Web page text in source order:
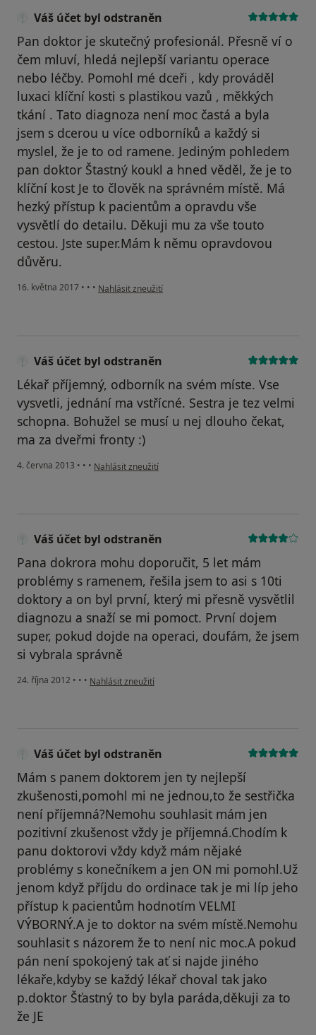
Váš účet byl odstraněn
Pan doktor je skutečný profesionál. Přesně ví o
čem mluví, hledá nejlepší variantu operace
nebo léčby. Pomohl mé dceři , kdy prováděl
luxaci klíční kosti s plastikou vazů , měkkých
tkání . Tato diagnoza není moc častá a byla
jsem s dcerou u více odborníků a každý si
myslel, že je to od ramene. Jediným pohledem
pan doktor Štastný koukl a hned věděl, že je to
klíční kost Je to člověk na správném místě. Má
hezký přístup k pacientům a opravdu vše
vysvětlí do detailu. Děkuji mu za vše touto
cestou. Jste super.Mám k němu opravdovou
důvěru.
16. května 2017 • • • podle názoru uživatele Váš účet byl odstraněn
Nahlásit zneužití
Váš účet byl odstraněn
Lékař příjemný, odborník na svém míste. Vse
vysvetli, jednání ma vstřícné. Sestra je tez velmi
schopna. Bohužel se musí u nej dlouho čekat,
ma za dveřmi fronty :)
4. června 2013 • • • podle názoru uživatele Váš účet byl odstraněn
Nahlásit zneužití
Váš účet byl odstraněn
Pana dokrora mohu doporučit, 5 let mám
problémy s ramenem, řešila jsem to asi s 10ti
doktory a on byl první, který mi přesně vysvětlil
diagnozu a snaží se mi pomoct. První dojem
super, pokud dojde na operaci, doufám, že jsem
si vybrala správně
24. října 2012 • • • podle názoru uživatele Váš účet byl odstraněn
Nahlásit zneužití
Váš účet byl odstraněn
Mám s panem doktorem jen ty nejlepší
zkušenosti,pomohl mi ne jednou,to že sestřička
není příjemná?Nemohu souhlasit mám jen
pozitivní zkušenost vždy je příjemná.Chodím k
panu doktorovi vždy když mám nějaké
problémy s konečníkem a jen ON mi pomohl.Už
jenom když příjdu do ordinace tak je mi líp jeho
přístup k pacientům hodnotím VELMI
VÝBORNÝ.A je to doktor na svém místě.Nemohu
souhlasit s názorem že to není nic moc.A pokud
pán není spokojený tak ať si najde jiného
lékaře,kdyby se každý lékař choval tak jako
p.doktor Šťastný to by byla paráda,děkuji za to
že JE